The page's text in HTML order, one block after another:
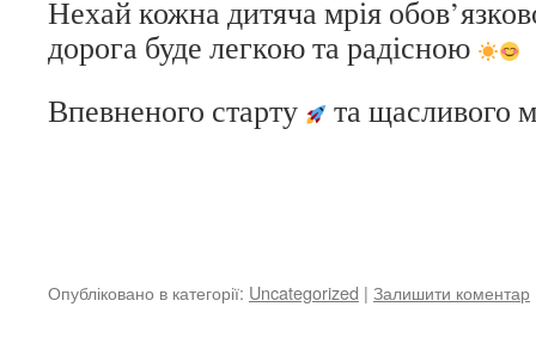
Нехай кожна дитяча мрія
дорога буде легкою та радісною
Впевненого старту
та щасливого
Опубліковано в категорії: Uncategorized | Залишити коментар